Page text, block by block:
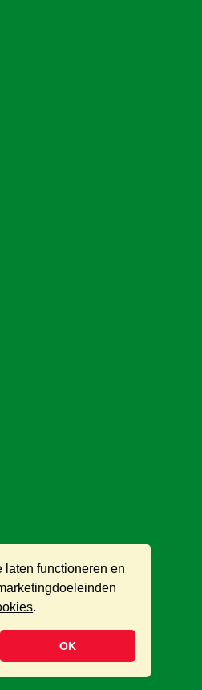
laten functioneren en
.
OK